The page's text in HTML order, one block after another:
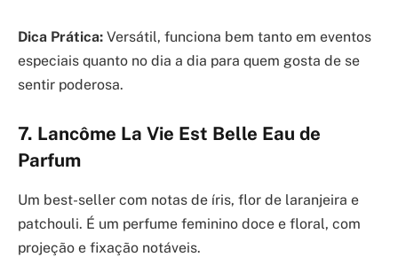
Dica Prática: Versátil, funciona bem tanto em eventos
especiais quanto no dia a dia para quem gosta de se
sentir poderosa.
7. Lancôme La Vie Est Belle Eau de
Parfum
Um best-seller com notas de íris, flor de laranjeira e
patchouli. É um perfume feminino doce e floral, com
projeção e fixação notáveis.